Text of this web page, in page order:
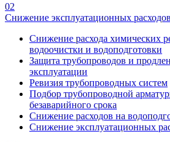
02
Снижение эксплуатационных расходов
Снижение расхода химических
водоочистки и водоподготовки
Защита трубопроводов и
эксплуатации
Ревизия трубопроводных систем
Подбор трубопроводной
безаварийного срока
Снижение расходов на
Снижение эксплуатационных